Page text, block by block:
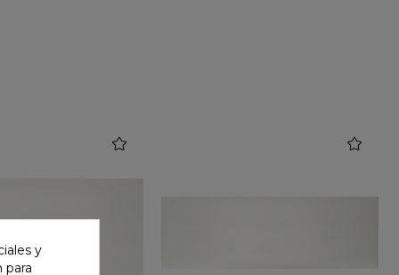
favorite
y
para